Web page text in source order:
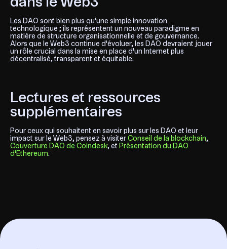
dans le Web3
Les DAO sont bien plus qu'une simple innovation
technologique ; ils représentent un nouveau paradigme en
matière de structure organisationnelle et de gouvernance.
Alors que le Web3 continue d'évoluer, les DAO devraient jouer
un rôle crucial dans la mise en place d'un Internet plus
décentralisé, transparent et équitable.
Lectures et ressources
supplémentaires
Pour ceux qui souhaitent en savoir plus sur les DAO et leur
impact sur le Web3, pensez à visiter Conseil de la blockchain,
Couverture DAO de Coindesk, et Présentation du DAO
d'Ethereum.